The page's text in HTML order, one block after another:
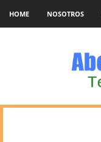
HOME NOSOTROS